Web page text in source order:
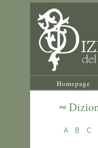
Homepage
A B C